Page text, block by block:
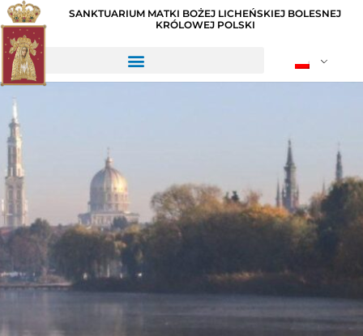
SANKTUARIUM MATKI BOŻEJ LICHEŃSKIEJ BOLESNEJ
KRÓLOWEJ POLSKI